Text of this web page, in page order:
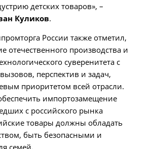
детских товаров», –
Куликов.
России также отметил,
отечественного производства и
суверенитета с
перспектив и задач,
приоритетом всей отрасли.
импортозамещение
с российского рынка
товары должны обладать
быть безопасными и